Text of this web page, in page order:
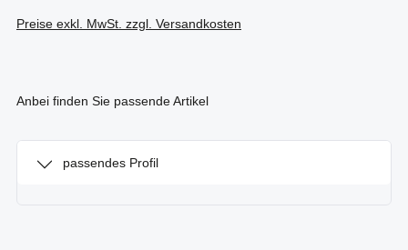
Preise exkl. MwSt. zzgl. Versandkosten
Anbei finden Sie passende Artikel
passendes Profil